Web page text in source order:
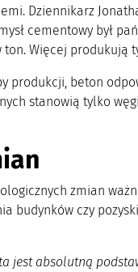
Dziennikarz
cementowy był
Więcej produkują
produkcji, beton
stanowią tylko
zmian
budynków czy
jest absolutną